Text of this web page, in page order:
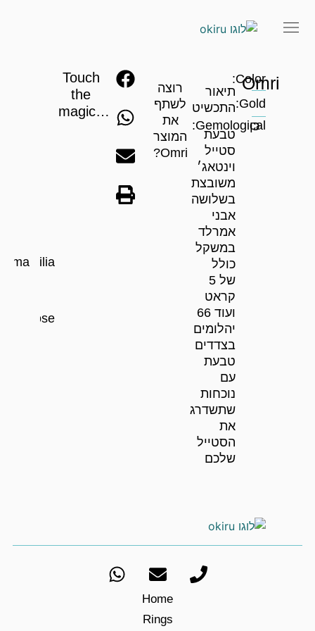
Omri
Color:
Gold:
Gemological:
כן
תיאור
התכשיט
טבעת
סטייל
וינטאג׳
משובצת
בשלושה
אבני
אמרלד
במשקל
כולל
של 5
קראט
ועוד 66
יהלומים
בצדדים
טבעת
עם
נוכחות
שתשדרג
את
הסטייל
שלכם
רוצה
לשתף
את
המוצר
Omri?
Touch
the
magic…
Sevilia
Rose
Home
Rings